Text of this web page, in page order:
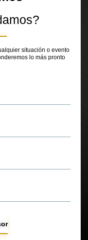
situación o evento
lo más pronto